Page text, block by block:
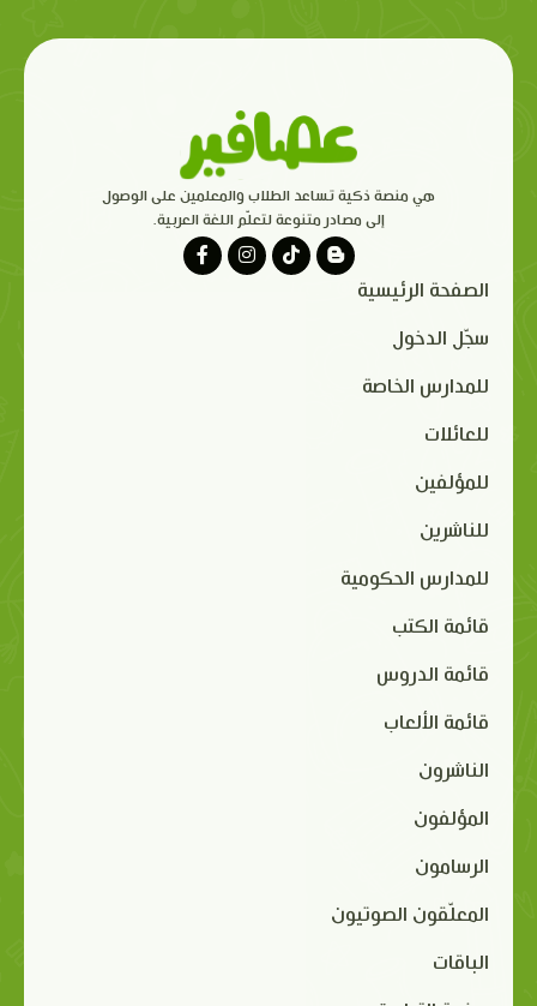
هي منصة ذكية تساعد الطلاب والمعلمين على الوصول
إلى مصادر متنوعة لتعلّم اللغة العربية.
الصفحة الرئيسية
سجّل الدخول
للمدارس الخاصة
للعائلات
للمؤلفين
للناشرين
للمدارس الحكومية
قائمة الكتب
قائمة الدروس
قائمة الألعاب
الناشرون
المؤلفون
الرسامون
المعلّقون الصوتيون
الباقات